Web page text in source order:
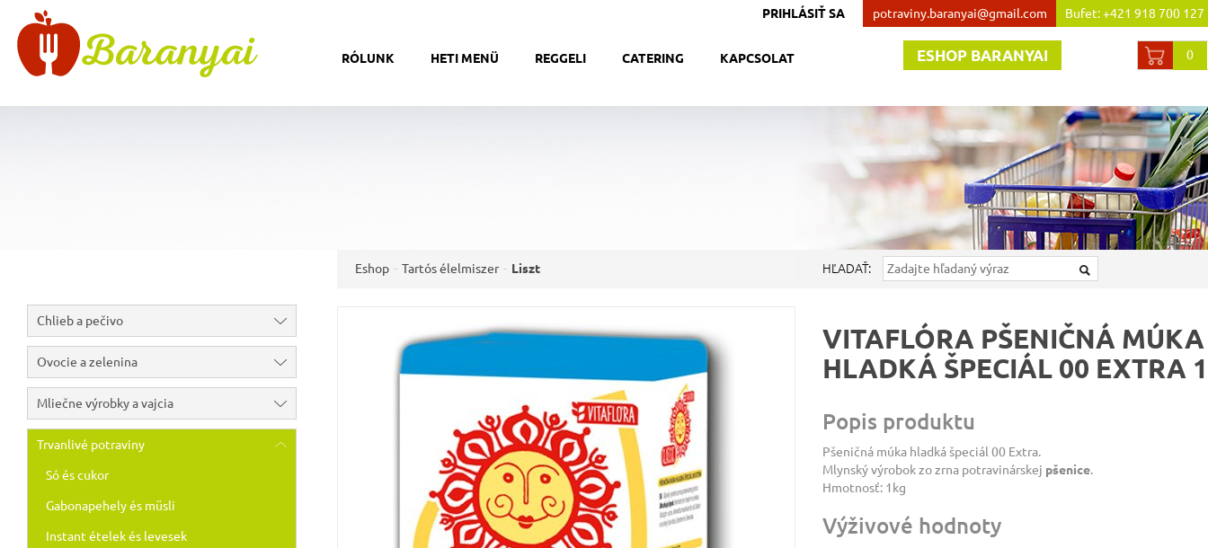
PRIHLÁSIŤ SA potraviny.baranyai@gmail.com
Bufet: +421 918 700 127
Obchod:+421 907 738
RÓLUNK
HETI MENÜ REGGELI CATERING KAPCSOLAT ESHOP BARANYAI 0
Chlieb a pečivo
Ovocie a zelenina
Mliečne výrobky a vajcia
Trvanlivé potraviny
Só és cukor
Gabonapehely és müsli
Instant ételek és levesek
Eshop Tartós élelmiszer Liszt HĽADAŤ:
VITAFLÓRA PŠENIČNÁ MÚKA
HLADKÁ ŠPECIÁL 00 EXTRA
Popis produktu
Pšeničná múka hladká špeciál 00 Extra.
Mlynský výrobok zo zrna potravinárskej pšenice.
Hmotnosť: 1kg
Výživové hodnoty